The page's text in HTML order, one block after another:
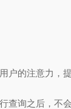
的注意力，
询之后，不会